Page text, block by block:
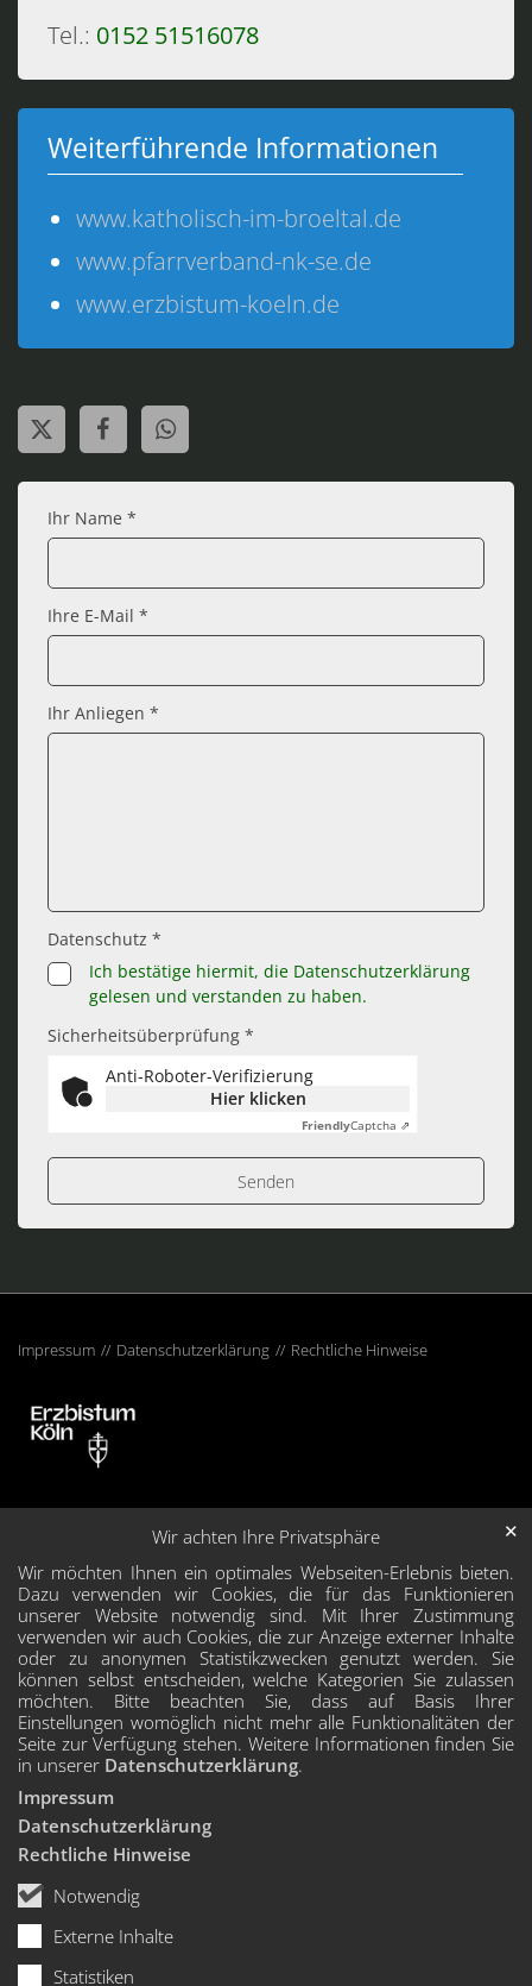
Wir achten Ihre Privatsphäre
Wir möchten Ihnen ein optimales Webseiten-Erlebnis bieten.
Dazu verwenden wir Cookies, die für das Funktionieren
unserer Website notwendig sind. Mit Ihrer Zustimmung
verwenden wir auch Cookies, die zur Anzeige externer Inhalte
oder zu anonymen Statistikzwecken genutzt werden. Sie
können selbst entscheiden, welche Kategorien Sie zulassen
möchten. Bitte beachten Sie, dass auf Basis Ihrer
Einstellungen womöglich nicht mehr alle Funktionalitäten der
Seite zur Verfügung stehen. Weitere Informationen finden Sie
in unserer Datenschutzerklärung.
Notwendig
Externe Inhalte
Statistiken
✕
Impressum
Datenschutzerklärung
Rechtliche Hinweise
Ihr Name *
Ihre E-Mail *
Ihr Anliegen *
Datenschutz *
Ich bestätige hiermit, die Datenschutzerklärung
gelesen und verstanden zu haben.
Sicherheitsüberprüfung *
Anti-Roboter-Verifizierung
Hier klicken
FriendlyCaptcha ⇗
Tel.: 0152 51516078
Weiterführende Informationen
www.katholisch-im-broeltal.de
www.pfarrverband-nk-se.de
www.erzbistum-koeln.de
Impressum Datenschutzerklärung Rechtliche Hinweise